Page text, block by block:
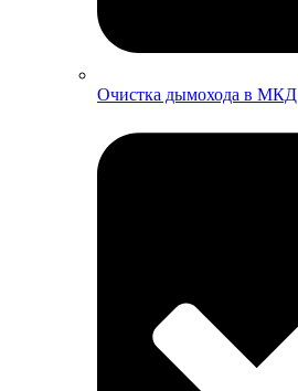
Очистка дымохода в МКД